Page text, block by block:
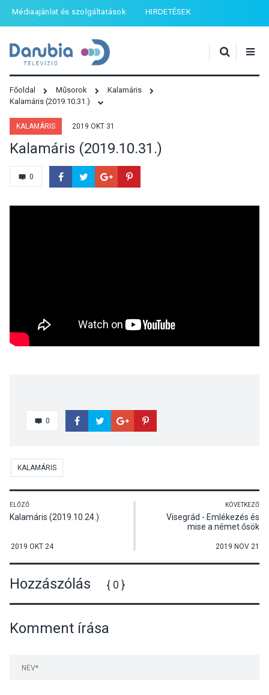
Médiaajánlat és szolgáltatások HIRDETÉSEK
Főoldal Műsorok
Kalamáris
Kalamáris (2019.10.31.)
KALAMÁRIS 2019 OKT 31
Kalamáris (2019.10.31.)
0
0
KALAMÁRIS
ELŐZŐ
Kalamáris (2019.10.24.)
2019 OKT 24
KÖVETKEZŐ
Visegrád - Emlékezés és
mise a német ősök
2019 NOV 21
Hozzászólás { 0 }
Komment írása